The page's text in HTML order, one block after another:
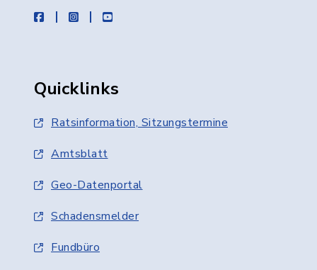
facebookinstagramyoutube
Quicklinks
Ratsinformation, Sitzungstermine
Amtsblatt
Geo-Datenportal
Schadensmelder
Fundbüro